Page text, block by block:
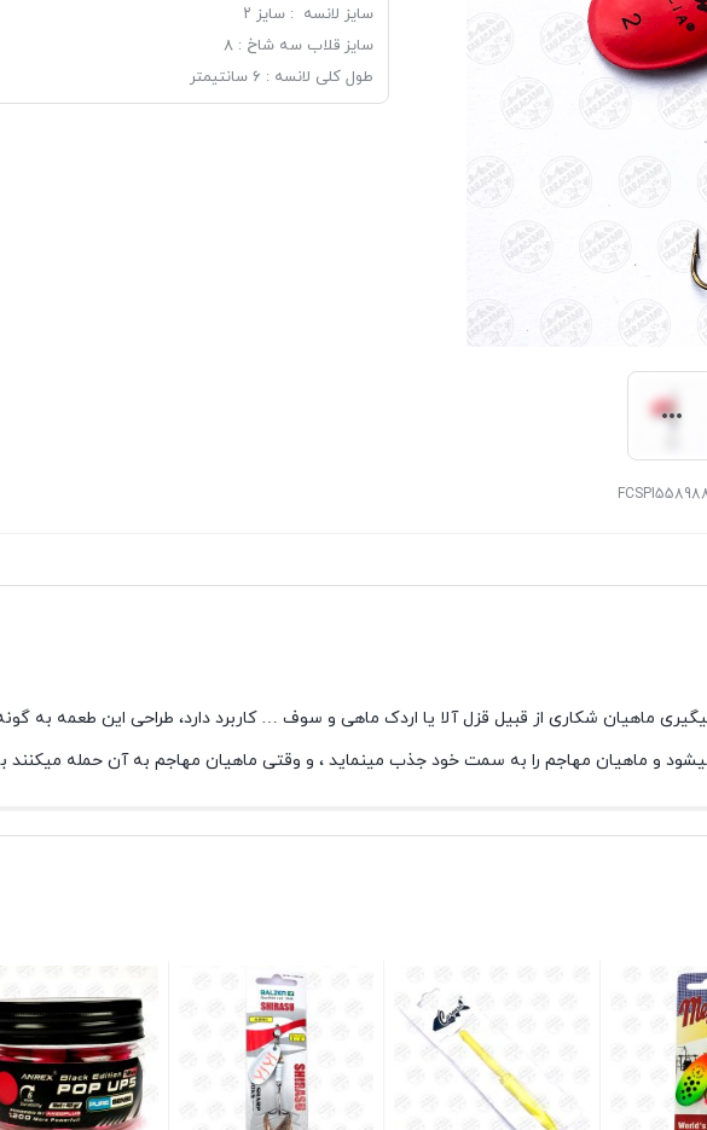
سایز لانسه : سایز ۲
سایز قلاب سه شاخ : ۸
طول کلی لانسه : ۶ سانتیمتر
ماهیان شکاری از قبیل قزل آلا یا اردک ماهی و سوف … کاربرد دارد، طراحی این طعمه
و ماهیان مهاجم را به سمت خود جذب مینماید ، و وقتی ماهیان مهاجم به آن حمله میکنند